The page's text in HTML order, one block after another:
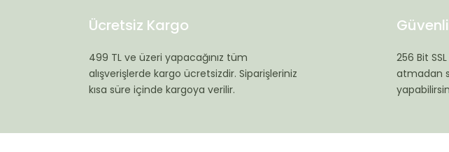
Ücretsiz Kargo
499 TL ve üzeri yapacağınız tüm
alışverişlerde kargo ücretsizdir. Siparişleriniz
kısa süre içinde kargoya verilir.
256 Bit
atmadan